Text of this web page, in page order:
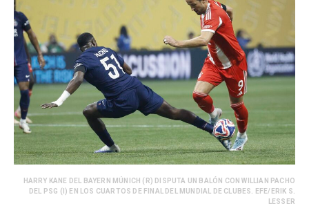
HARRY KANE DEL BAYERN MÚNICH (R) DISPUTA UN BALÓN CON WILLIAN PACHO
DEL PSG (I) EN LOS CUARTOS DE FINAL DEL MUNDIAL DE CLUBES. EFE/ERIK S.
LESSER